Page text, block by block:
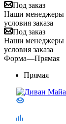
Под заказ
Наши менеджеры
условия заказа
Под заказ
Наши менеджеры
условия заказа
Форма—Прямая
Прямая